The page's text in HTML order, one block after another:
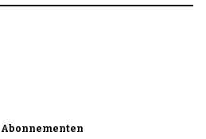
Abonnementen